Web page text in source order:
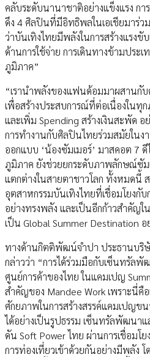
คลับระดับนานาชาติอย่างแข็งแรง ก
ดึง 4 ศิลปินที่มีอิทธิพลในเอเชียมาร่ว
ว่าบันเทิงไทยมีพลังในการสร้างแรงขั
ด้านการใช้จ่าย การเดินทางข้ามประเ
ภูมิภาค”
“เรานำพลังของแฟนด้อมมาผสานกั
เพื่อสร้างประสบการณ์ที่ต่อเนื่องใน
และเพิ่ม Spending สร้างเงินสะพัด
การทำงานกับศิลปินไทยร่วมสมัยในง
ออกแบบ ‘น้องซัมเมอร์’ มาสคอต 7
ภูมิภาค ยังช่วยยกระดับภาพลักษณ์ซัม
แตกต่างในสายตาชาวโลก ทั้งหมดนี้
อุตสาหกรรมบันเทิงไทยที่เชื่อมโยงกั
อย่างทรงพลัง และเป็นอีกก้าวสำคัญใ
เป็น Global Summer Destination
ทางด้านกิตติพัฒน์จำปา ประธานบริ
กล่าวว่า “การได้ร่วมมือกับเซ็นทรัล
ศูนย์การค้าของไทย ในแคมเปญ
สำคัญของ Mandee Work เพราะนี่
ศักยภาพในการสร้างสรรค์แคมเปญข
ได้อย่างเป็นรูปธรรม เซ็นทรัลพัฒนา
ดัน Soft Power ไทย ผ่านการเชื่อมโ
การท่องเที่ยวเข้าด้วยกันอย่างมีพลัง โ